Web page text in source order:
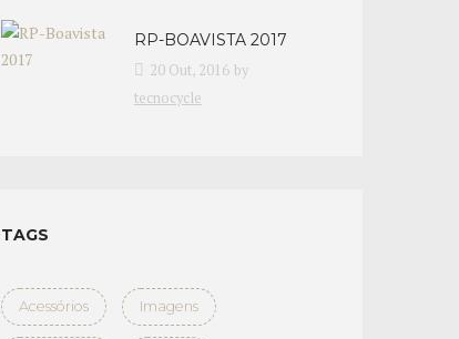
RP-BOAVISTA 2017
20 Out, 2016 by
tecnocycle
TAGS
Acessórios Imagens